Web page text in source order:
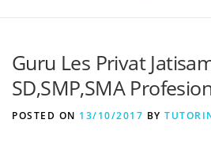
Guru Les Privat
SD,SMP,SMA
POSTED ON 13/10/2017 BY